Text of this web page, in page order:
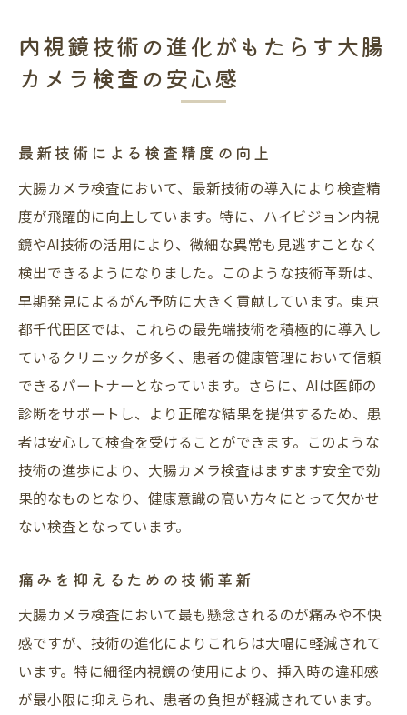
内視鏡技術の進化がもたらす大腸
カメラ検査の安心感
最新技術による検査精度の向上
大腸カメラ検査において、最新技術の導入により検査精
度が飛躍的に向上しています。特に、ハイビジョン内視
鏡やAI技術の活用により、微細な異常も見逃すことなく
検出できるようになりました。このような技術革新は、
早期発見によるがん予防に大きく貢献しています。東京
都千代田区では、これらの最先端技術を積極的に導入し
ているクリニックが多く、患者の健康管理において信頼
できるパートナーとなっています。さらに、AIは医師の
診断をサポートし、より正確な結果を提供するため、患
者は安心して検査を受けることができます。このような
技術の進歩により、大腸カメラ検査はますます安全で効
果的なものとなり、健康意識の高い方々にとって欠かせ
ない検査となっています。
痛みを抑えるための技術革新
大腸カメラ検査において最も懸念されるのが痛みや不快
感ですが、技術の進化によりこれらは大幅に軽減されて
います。特に細径内視鏡の使用により、挿入時の違和感
が最小限に抑えられ、患者の負担が軽減されています。